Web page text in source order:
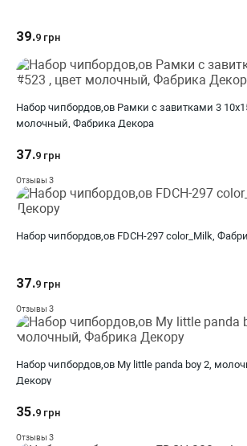
39.9 грн
Набор чипбордов,ов Рамки с завитками 3
молочный, Фабрика Декора
37.9 грн
Отзывы 3
Набор чипбордов,ов FDCH-297 color_Milk,
37.9 грн
Отзывы 3
Набор чипбордов,ов My little panda boy 2,
Декору
35.9 грн
Отзывы 3